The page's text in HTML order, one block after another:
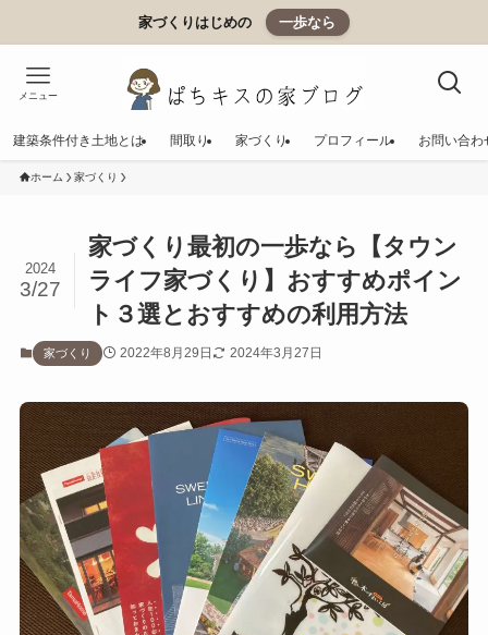
家づくりはじめの 一歩なら
メニュー
建築条件付き土地とは 間取り 家づくり プロフィール お問い合わ
ホーム 家づくり
家づくり最初の一歩なら【タウン
ライフ家づくり】おすすめポイン
ト３選とおすすめの利用方法
2024
3/27
家づくり 2022年8月29日 2024年3月27日